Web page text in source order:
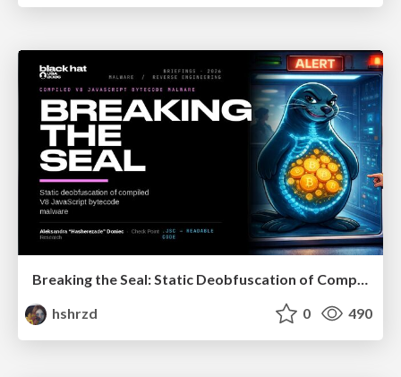
Breaking the Seal: Static Deobfuscation of Compiled V8 JavaScript Bytecode Malware
hshrzd
0 490